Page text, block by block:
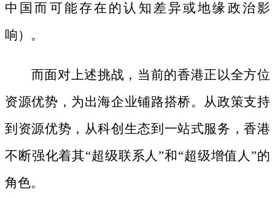
中国而可能存在的认知差异或地缘政治影
响）。
而面对上述挑战，当前的香港正以全方位
资源优势，为出海企业铺路搭桥。从政策支持
到资源优势，从科创生态到一站式服务，香港
不断强化着其“超级联系人”和“超级增值人”的
角色。